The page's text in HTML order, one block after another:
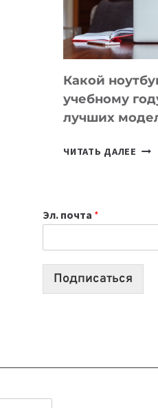
БЕЗ
Какой
учебному
лучших
ЧИТАТЬ ДАЛЕЕ
10
Эл. почта *
Подписаться